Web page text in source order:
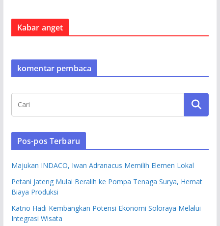
Kabar anget
komentar pembaca
Pos-pos Terbaru
Majukan INDACO, Iwan Adranacus Memilih Elemen Lokal
Petani Jateng Mulai Beralih ke Pompa Tenaga Surya, Hemat
Biaya Produksi
Katno Hadi Kembangkan Potensi Ekonomi Soloraya Melalui
Integrasi Wisata